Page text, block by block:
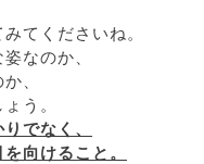
てくださいね。
なのか、
、
う。
でなく、
向けること。